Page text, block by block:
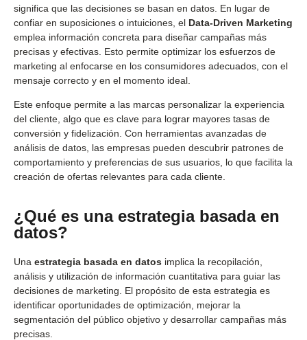
significa que las decisiones se basan en datos. En lugar de
confiar en suposiciones o intuiciones, el Data-Driven Marketing
emplea información concreta para diseñar campañas más
precisas y efectivas. Esto permite optimizar los esfuerzos de
marketing al enfocarse en los consumidores adecuados, con el
mensaje correcto y en el momento ideal.
Este enfoque permite a las marcas personalizar la experiencia
del cliente, algo que es clave para lograr mayores tasas de
conversión y fidelización. Con herramientas avanzadas de
análisis de datos, las empresas pueden descubrir patrones de
comportamiento y preferencias de sus usuarios, lo que facilita la
creación de ofertas relevantes para cada cliente.
¿Qué es una estrategia basada en
datos?
Una estrategia basada en datos implica la recopilación,
análisis y utilización de información cuantitativa para guiar las
decisiones de marketing. El propósito de esta estrategia es
identificar oportunidades de optimización, mejorar la
segmentación del público objetivo y desarrollar campañas más
precisas.